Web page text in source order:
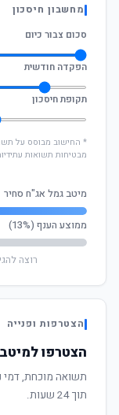
מחשבון חיסכון
סכום צבור כיום
הפקדה חודשית
תקופת חיסכון
מבטיחות תשואות
מיטב גמל אג"ח סחיר
ממוצע הענף (13%)
רוצה
הצטרפות ופנייה
הצטרפו
תשואה מוכחת, דמי
תוך 24 שעות.